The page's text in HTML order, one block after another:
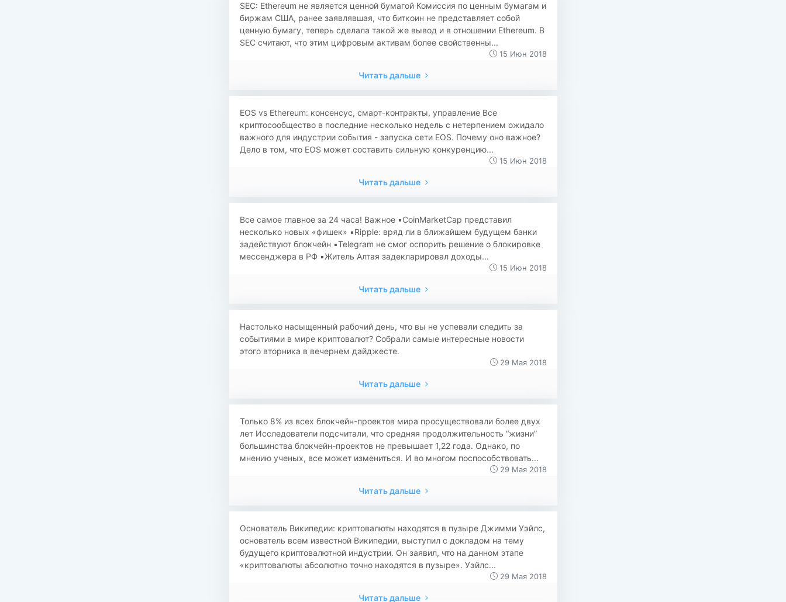
SEC: Ethereum не является ценной бумагой Комиссия по ценным бумагам и
биржам США, ранее заявлявшая, что биткоин не представляет собой
ценную бумагу, теперь сделала такой же вывод и в отношении Ethereum. В
SEC считают, что этим цифровым активам более свойственны...
15 Июн 2018
Читать дальше
EOS vs Ethereum: консенсус, смарт-контракты, управление Все
криптосообщество в последние несколько недель с нетерпением ожидало
важного для индустрии события - запуска сети EOS. Почему оно важное?
Дело в том, что EOS может составить сильную конкуренцию...
15 Июн 2018
Читать дальше
Все самое главное за 24 часа! Важное ▪️CoinMarketCap представил
несколько новых «фишек» ▪️Ripple: вряд ли в ближайшем будущем банки
задействуют блокчейн ▪️Telegram не смог оспорить решение о блокировке
мессенджера в РФ ▪️Житель Алтая задекларировал доходы...
15 Июн 2018
Читать дальше
Настолько насыщенный рабочий день, что вы не успевали следить за
событиями в мире криптовалют? Собрали самые интересные новости
этого вторника в вечернем дайджесте.
29 Мая 2018
Читать дальше
Только 8% из всех блокчейн-проектов мира просуществовали более двух
лет Исследователи подсчитали, что средняя продолжительность “жизни”
большинства блокчейн-проектов не превышает 1,22 года. Однако, по
мнению ученых, все может измениться. И во многом поспособствовать...
29 Мая 2018
Читать дальше
Основатель Википедии: криптовалюты находятся в пузыре Джимми Уэйлс,
основатель всем известной Википедии, выступил с докладом на тему
будущего криптовалютной индустрии. Он заявил, что на данном этапе
«криптовалюты абсолютно точно находятся в пузыре». Уэйлс...
29 Мая 2018
Читать дальше